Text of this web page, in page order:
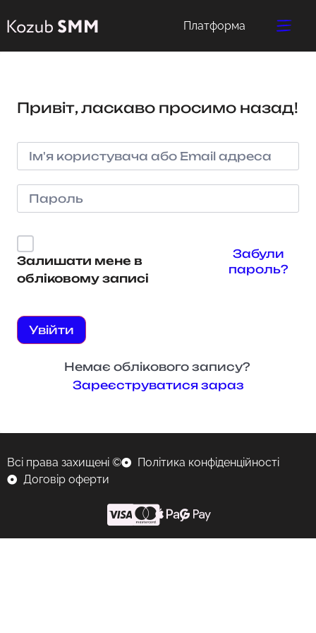
Платформа
Привіт, ласкаво просимо назад!
Залишати мене в
обліковому записі
Забули
пароль?
Увійти
Немає облікового запису?
Зареєструватися зараз
Всі права захищені ©
Політика конфіденційності
Договір оферти